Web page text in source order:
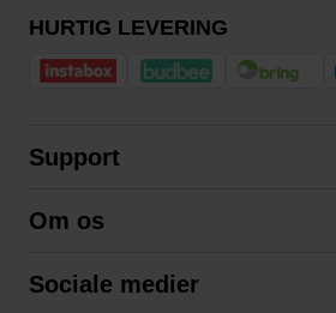
HURTIG LEVERING
Support
Betingelser
Om os
Sociale medier